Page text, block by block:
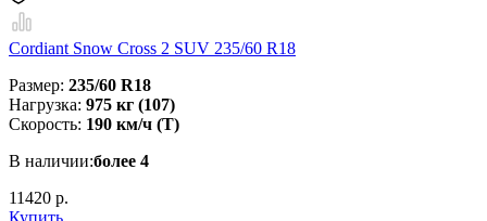
Cordiant Snow Cross 2 SUV 235/60 R18
Размер: 235/60 R18
Нагрузка: 975 кг (107)
Скорость: 190 км/ч (T)
В наличии:более 4
11420 р.
Купить